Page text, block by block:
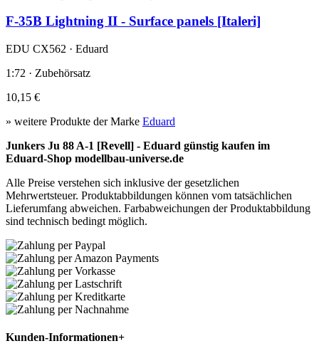
F-35B Lightning II - Surface panels [Italeri]
EDU CX562 · Eduard
1:72 · Zubehörsatz
10,15 €
» weitere Produkte der Marke Eduard
Junkers Ju 88 A-1 [Revell] - Eduard günstig kaufen im
Eduard-Shop modellbau-universe.de
Alle Preise verstehen sich inklusive der gesetzlichen
Mehrwertsteuer. Produktabbildungen können vom tatsächlichen
Lieferumfang abweichen. Farbabweichungen der Produktabbildung
sind technisch bedingt möglich.
Kunden-Informationen+